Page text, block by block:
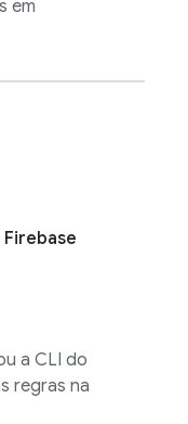
em
Firebase
a CLI do
regras na